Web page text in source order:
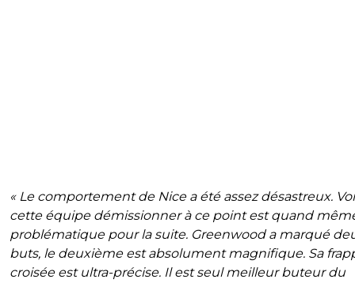
« Le comportement de Nice a été assez désastreux.
cette équipe démissionner à ce point est quand
problématique pour la suite. Greenwood a marqué
buts, le deuxième est absolument magnifique. Sa
croisée est ultra-précise. Il est seul meilleur buteur du